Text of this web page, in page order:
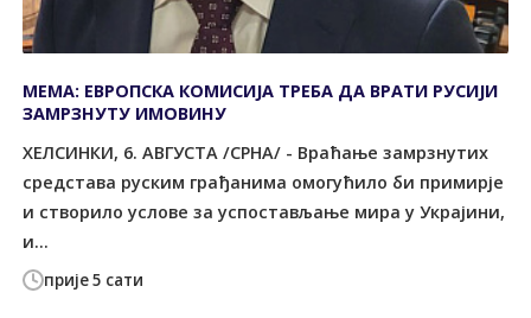
прије 5 сати
МЕМА: ЕВРОПСКА КОМИСИЈА ТРЕБА ДА ВРАТИ РУСИЈИ
ЗАМРЗНУТУ ИМОВИНУ
ХЕЛСИНКИ, 6. АВГУСТА /СРНА/ - Враћање замрзнутих
средстава руским грађанима омогућило би примирје
и створило услове за успостављање мира у Украјини,
и...